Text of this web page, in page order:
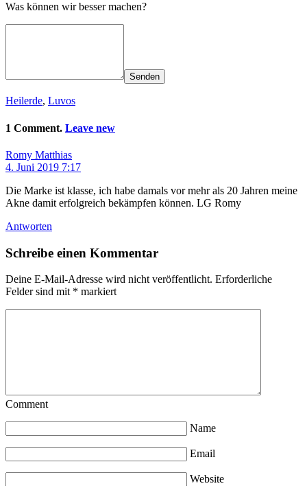
Was können wir besser machen?
Senden
Heilerde, Luvos
1 Comment. Leave new
Romy Matthias
4. Juni 2019 7:17
Die Marke ist klasse, ich habe damals vor mehr als 20 Jahren meine
Akne damit erfolgreich bekämpfen können. LG Romy
Antworten
Schreibe einen Kommentar
Deine E-Mail-Adresse wird nicht veröffentlicht. Erforderliche
Felder sind mit * markiert
Comment
Name
Email
Website